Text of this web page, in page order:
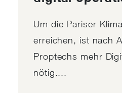
Um die Pariser
erreichen, ist nach
Proptechs mehr
nötig....